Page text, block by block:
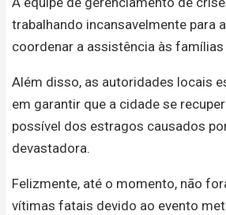
trabalhando incansavelmente para
coordenar a assistência às
Além disso, as autoridades locais
em garantir que a cidade se
possível dos estragos causados
devastadora.
Felizmente, até o momento, não
vítimas fatais devido ao evento